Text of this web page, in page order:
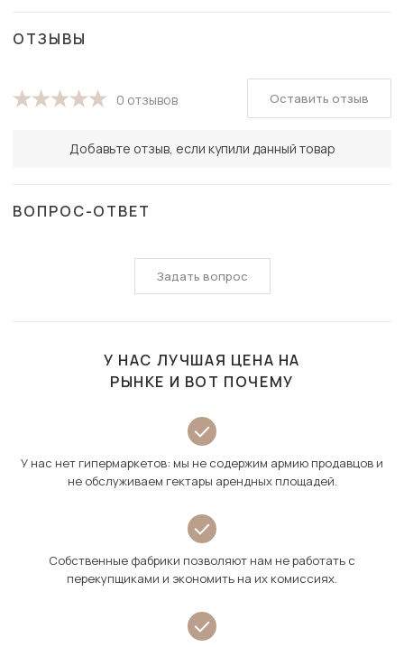
ОТЗЫВЫ
0 отзывов
Добавьте отзыв, если купили данный товар
Оставить отзыв
ВОПРОС-ОТВЕТ
Задать вопрос
У НАС ЛУЧШАЯ ЦЕНА НА
РЫНКЕ И ВОТ ПОЧЕМУ
У нас нет гипермаркетов: мы не содержим армию продавцов и
не обслуживаем гектары арендных площадей.
Собственные фабрики позволяют нам не работать с
перекупщиками и экономить на их комиссиях.